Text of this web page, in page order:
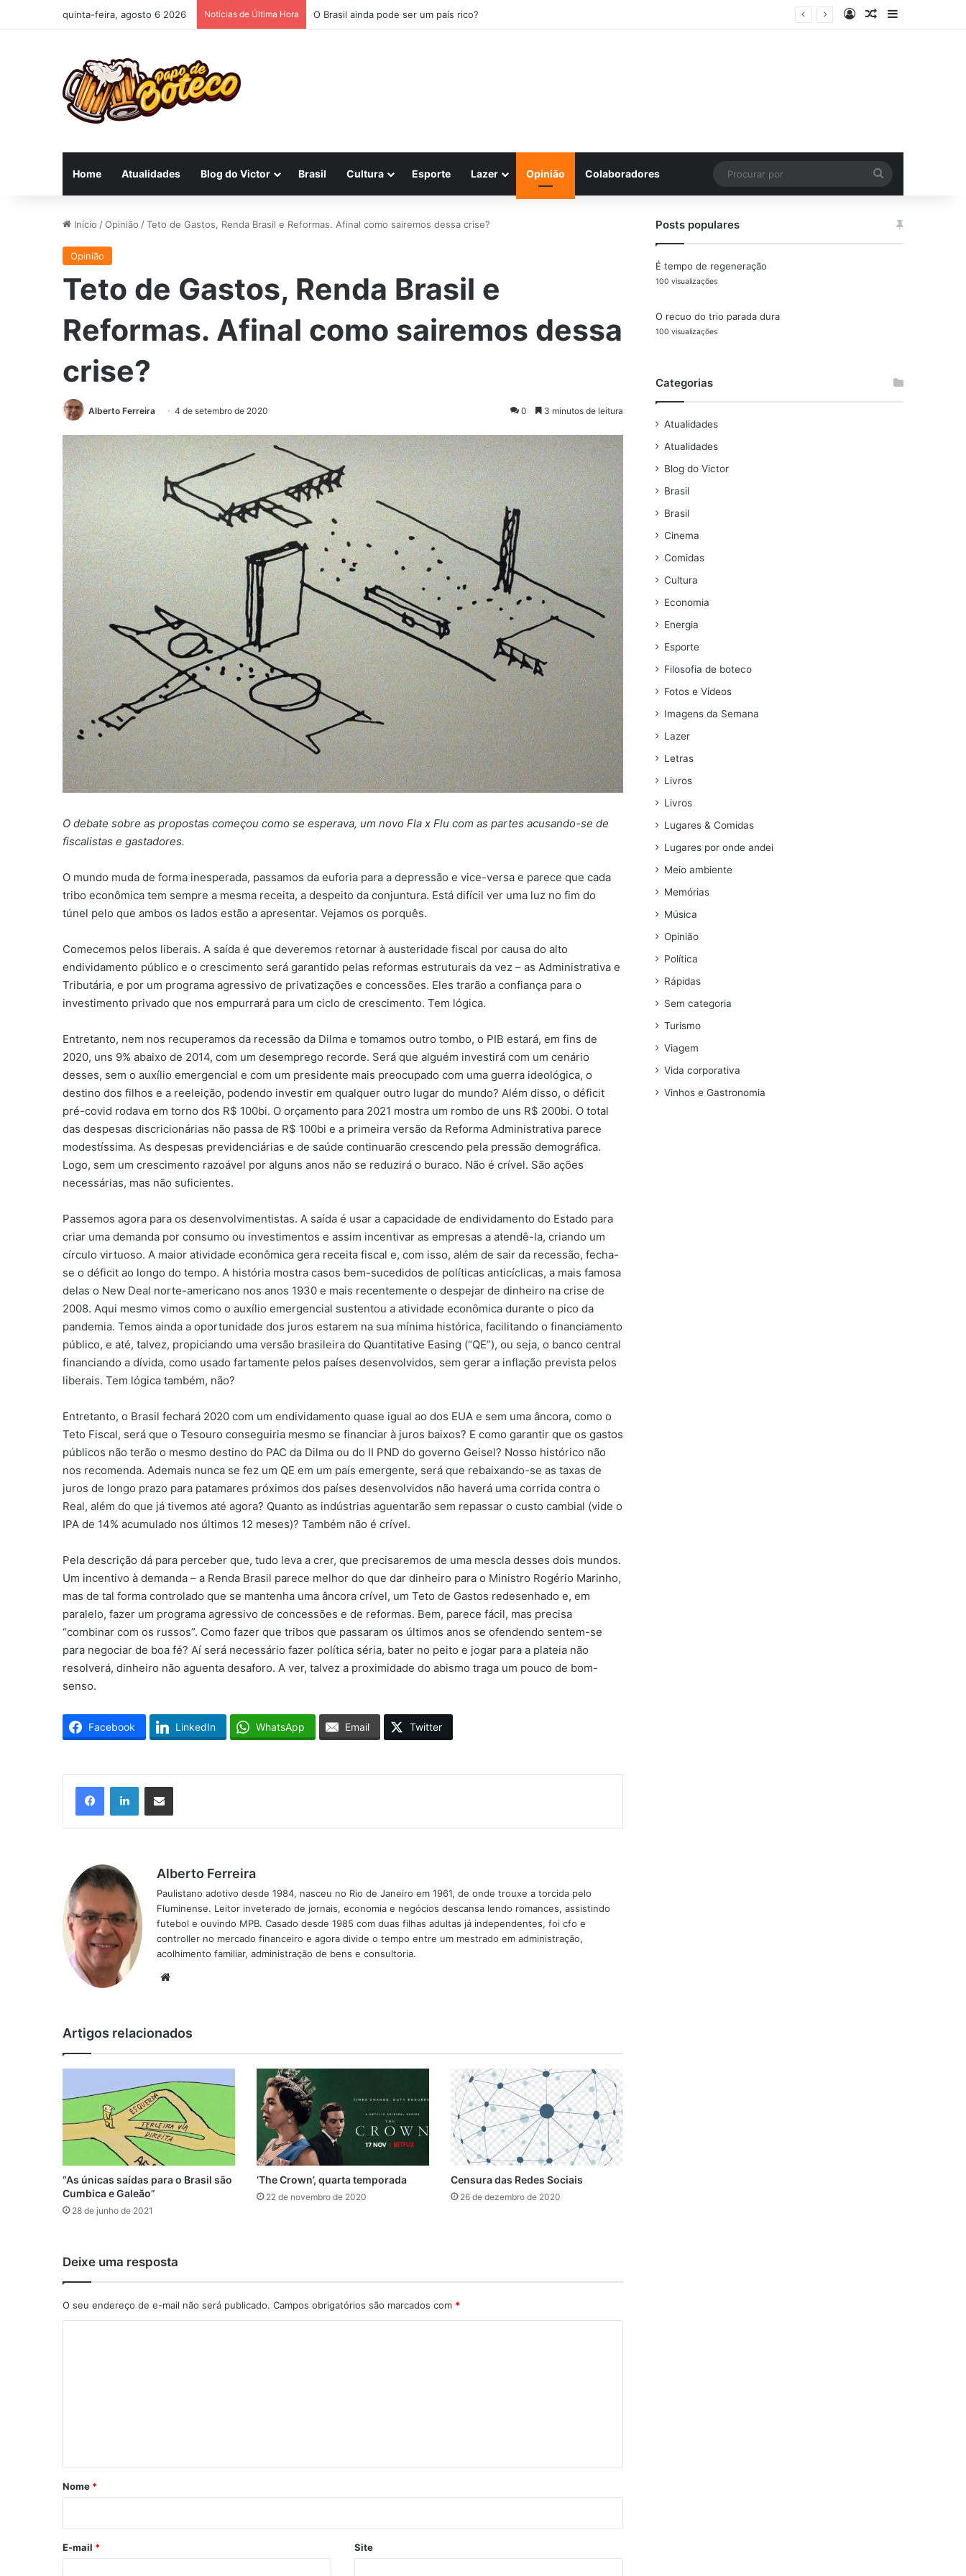
quinta-feira, agosto 6 2026 Notícias de Última Hora O Brasil ainda pode ser um país rico? EntrarArtigo aleatório
Home Atualidades Blog do Victor Brasil Cultura Esporte Lazer Opinião Colaboradores
por
Início /Opinião /Teto de Gastos, Renda Brasil e Reformas. Afinal como sairemos dessa crise?
Opinião
Teto de Gastos, Renda Brasil e
Reformas. Afinal como sairemos dessa
crise?
Alberto Ferreira 4 de setembro de 2020 0 3 minutos de leitura
O debate sobre as propostas começou como se esperava, um novo Fla x Flu com as partes acusando-se de
fiscalistas e gastadores.
O mundo muda de forma inesperada, passamos da euforia para a depressão e vice-versa e parece que cada
tribo econômica tem sempre a mesma receita, a despeito da conjuntura. Está difícil ver uma luz no fim do
túnel pelo que ambos os lados estão a apresentar. Vejamos os porquês.
Comecemos pelos liberais. A saída é que deveremos retornar à austeridade fiscal por causa do alto
endividamento público e o crescimento será garantido pelas reformas estruturais da vez – as Administrativa e
Tributária, e por um programa agressivo de privatizações e concessões. Eles trarão a confiança para o
investimento privado que nos empurrará para um ciclo de crescimento. Tem lógica.
Entretanto, nem nos recuperamos da recessão da Dilma e tomamos outro tombo, o PIB estará, em fins de
2020, uns 9% abaixo de 2014, com um desemprego recorde. Será que alguém investirá com um cenário
desses, sem o auxílio emergencial e com um presidente mais preocupado com uma guerra ideológica, o
destino dos filhos e a reeleição, podendo investir em qualquer outro lugar do mundo? Além disso, o déficit
pré-covid rodava em torno dos R$ 100bi. O orçamento para 2021 mostra um rombo de uns R$ 200bi. O total
das despesas discricionárias não passa de R$ 100bi e a primeira versão da Reforma Administrativa parece
modestíssima. As despesas previdenciárias e de saúde continuarão crescendo pela pressão demográfica.
Logo, sem um crescimento razoável por alguns anos não se reduzirá o buraco. Não é crível. São ações
necessárias, mas não suficientes.
Passemos agora para os desenvolvimentistas. A saída é usar a capacidade de endividamento do Estado para
criar uma demanda por consumo ou investimentos e assim incentivar as empresas a atendê-la, criando um
círculo virtuoso. A maior atividade econômica gera receita fiscal e, com isso, além de sair da recessão, fecha-
se o déficit ao longo do tempo. A história mostra casos bem-sucedidos de políticas anticíclicas, a mais famosa
delas o New Deal norte-americano nos anos 1930 e mais recentemente o despejar de dinheiro na crise de
2008. Aqui mesmo vimos como o auxílio emergencial sustentou a atividade econômica durante o pico da
pandemia. Temos ainda a oportunidade dos juros estarem na sua mínima histórica, facilitando o financiamento
público, e até, talvez, propiciando uma versão brasileira do Quantitative Easing (“QE”), ou seja, o banco central
financiando a dívida, como usado fartamente pelos países desenvolvidos, sem gerar a inflação prevista pelos
liberais. Tem lógica também, não?
Entretanto, o Brasil fechará 2020 com um endividamento quase igual ao dos EUA e sem uma âncora, como o
Teto Fiscal, será que o Tesouro conseguiria mesmo se financiar à juros baixos? E como garantir que os gastos
públicos não terão o mesmo destino do PAC da Dilma ou do II PND do governo Geisel? Nosso histórico não
nos recomenda. Ademais nunca se fez um QE em um país emergente, será que rebaixando-se as taxas de
juros de longo prazo para patamares próximos dos países desenvolvidos não haverá uma corrida contra o
Real, além do que já tivemos até agora? Quanto as indústrias aguentarão sem repassar o custo cambial (vide o
IPA de 14% acumulado nos últimos 12 meses)? Também não é crível.
Pela descrição dá para perceber que, tudo leva a crer, que precisaremos de uma mescla desses dois mundos.
Um incentivo à demanda – a Renda Brasil parece melhor do que dar dinheiro para o Ministro Rogério Marinho,
mas de tal forma controlado que se mantenha uma âncora crível, um Teto de Gastos redesenhado e, em
paralelo, fazer um programa agressivo de concessões e de reformas. Bem, parece fácil, mas precisa
“combinar com os russos”. Como fazer que tribos que passaram os últimos anos se ofendendo sentem-se
para negociar de boa fé? Aí será necessário fazer política séria, bater no peito e jogar para a plateia não
resolverá, dinheiro não aguenta desaforo. A ver, talvez a proximidade do abismo traga um pouco de bom-
senso.
Facebook LinkedIn WhatsApp Email Twitter
Alberto Ferreira
Paulistano adotivo desde 1984, nasceu no Rio de Janeiro em 1961, de onde trouxe a torcida pelo
Fluminense. Leitor inveterado de jornais, economia e negócios descansa lendo romances, assistindo
futebol e ouvindo MPB. Casado desde 1985 com duas filhas adultas já independentes, foi cfo e
controller no mercado financeiro e agora divide o tempo entre um mestrado em administração,
acolhimento familiar, administração de bens e consultoria.
Artigos relacionados
“As únicas saídas para o Brasil são
Cumbica e Galeão”
28 de junho de 2021
‘The Crown’, quarta temporada
22 de novembro de 2020
Censura das Redes Sociais
26 de dezembro de 2020
Deixe uma resposta
O seu endereço de e-mail não será publicado. Campos obrigatórios são marcados com *
r
Nome *
E-mail * Site
Posts populares
É tempo de regeneração
100 visualizações
O recuo do trio parada dura
100 visualizações
Categorias
Atualidades
Atualidades
Blog do Victor
Brasil
Brasil
Cinema
Comidas
Cultura
Economia
Energia
Esporte
Filosofia de boteco
Fotos e Vídeos
Imagens da Semana
Lazer
Letras
Livros
Livros
Lugares & Comidas
Lugares por onde andei
Meio ambiente
Memórias
Música
Opinião
Política
Rápidas
Sem categoria
Turismo
Viagem
Vida corporativa
Vinhos e Gastronomia